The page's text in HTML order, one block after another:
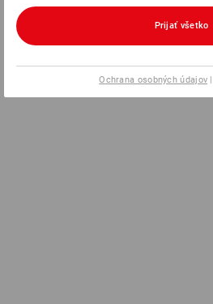
Prijať všetko
Ochrana osobných údajov |